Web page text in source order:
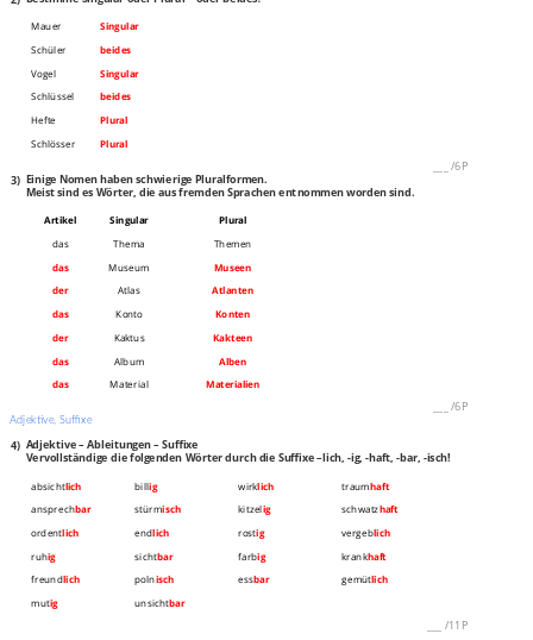
Mauer
Singular
Schüler
beides
Vogel
Singular
Schlüssel
beides
Hefte
Plural
Schlösser
Plural
/6P
3) Einige Nomen haben schwierige Pluralformen.
Meist sind es Wörter, die aus fremden Sprachen entnommen worden sind.
Artikel Singular
Plural
das
Thema
Themen
das
Museum
Museen
der
Atlas
Atlanten
das
Konto
Konten
der
Kaktus Kakteen
das Album Alben
das Material Materialien
/6P
Adjektive, Suffixe
4) Adjektive – Ableitungen – Suffixe
Vervollständige die folgenden Wörter durch die Suffixe –lich, -ig, -haft, -bar, -isch!
absichtlich billig wirklich traumhaft
ansprechbar stürmisch kitzelig schwatzhaft
ordentlich endlich rostig vergeblich
ruhig sichtbar farbig krankhaft
freundlich polnisch essbar gemütlich
mutig unsichtbar
/11P